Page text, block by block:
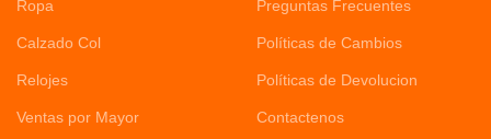
Ropa
Calzado Col
Relojes
Ventas por Mayor
Preguntas Frecuentes
Políticas de Cambios
Políticas de Devolucion
Contactenos